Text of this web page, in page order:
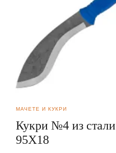
МАЧЕТЕ И КУКРИ
Кукри №4 из стали
95Х18